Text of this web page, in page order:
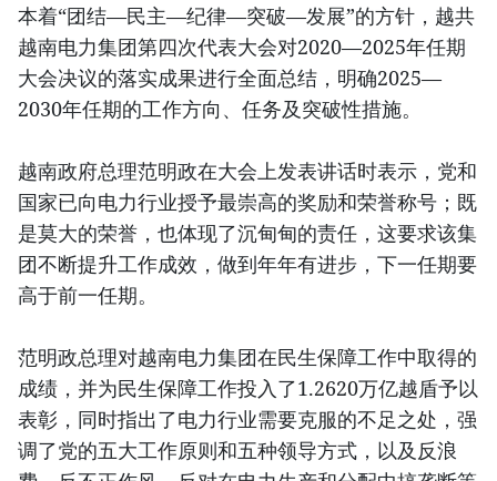
本着“团结—民主—纪律—突破—发展”的方针，越共
越南电力集团第四次代表大会对2020—2025年任期
大会决议的落实成果进行全面总结，明确2025—
2030年任期的工作方向、任务及突破性措施。
越南政府总理范明政在大会上发表讲话时表示，党和
国家已向电力行业授予最崇高的奖励和荣誉称号；既
是莫大的荣誉，也体现了沉甸甸的责任，这要求该集
团不断提升工作成效，做到年年有进步，下一任期要
高于前一任期。
范明政总理对越南电力集团在民生保障工作中取得的
成绩，并为民生保障工作投入了1.2620万亿越盾予以
表彰，同时指出了电力行业需要克服的不足之处，强
调了党的五大工作原则和五种领导方式，以及反浪